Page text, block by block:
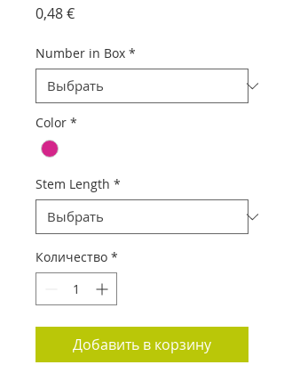
0,48 €Цена
Number in Box *
Color *
Stem Length *
Количество *
Добавить в корзину